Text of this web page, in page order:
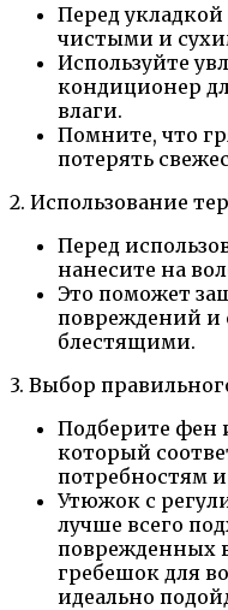
Перед
чистыми и
Используйте
кондиционер
влаги.
Помните, что
потерять
2. Использование
Перед
нанесите на
Это поможет
повреждений и
блестящими.
3. Выбор
Подберите фен
который
потребностям
Утюжок с
лучше всего
поврежденных
гребешок для
идеально